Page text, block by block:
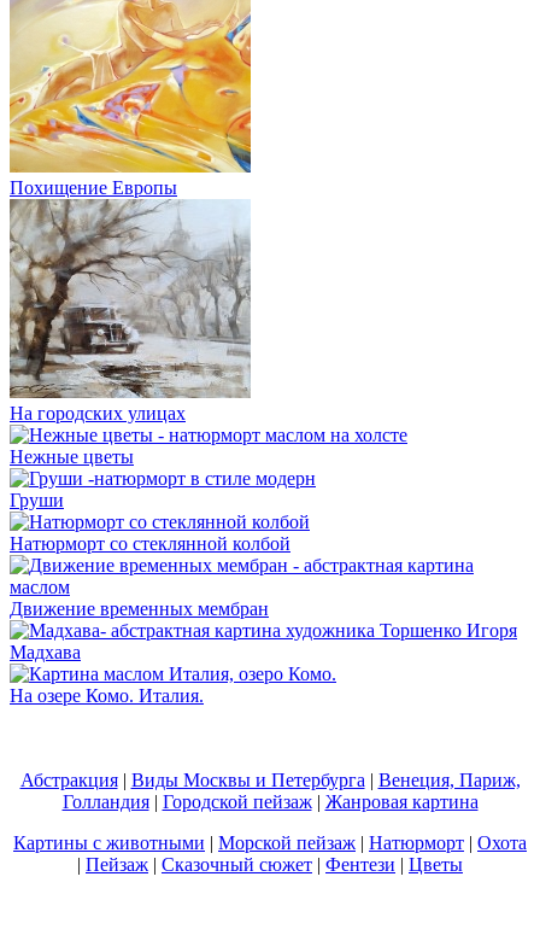
Похищение Европы
На городских улицах
Нежные цветы
Груши
Натюрморт со стеклянной колбой
Движение временных мембран
Мадхава
На озере Комо. Италия.
Абстракция| Виды Москвы и Петербурга | Венеция, Париж,
Голландия| Городской пейзаж| Жанровая картина
Картины с животными | Морской пейзаж | Натюрморт | Охота
| Пейзаж | Сказочный сюжет | Фентези | Цветы